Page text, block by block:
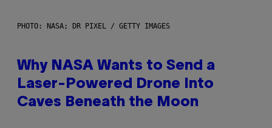
PHOTO: NASA; DR PIXEL / GETTY IMAGES
Why NASA Wants to Send a
Laser-Powered Drone Into
Caves Beneath the Moon